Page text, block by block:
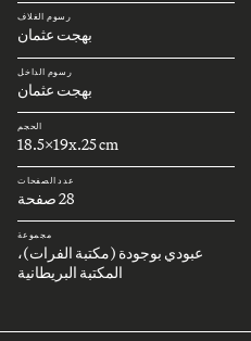
رسوم الغلاف
بهجت عثمان
رسوم الداخل
بهجت عثمان
الحجم
18.5x19x.25 cm
عدد الصفحات
28 صفحة
مجموعة
عبودي بوجودة (مكتبة الفرات)،
المكتبة البريطانية